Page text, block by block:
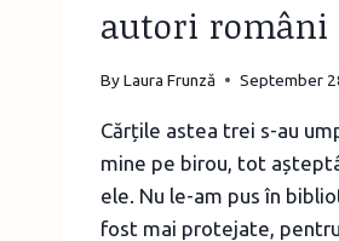
autori români
ByLaura Frunză September
Cărțile astea trei s-au
mine pe birou, tot
ele. Nu le-am pus în
fost mai protejate,